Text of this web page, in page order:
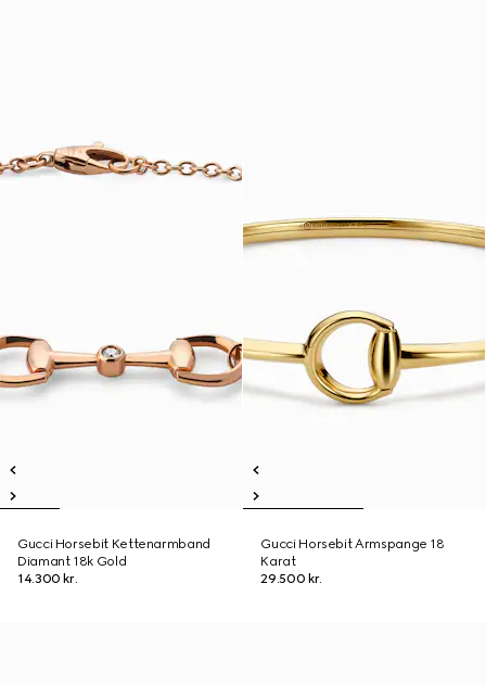
Gucci Horsebit Kettenarmband
Diamant 18k Gold
14.300 kr.
Gucci Horsebit Armspange 18
Karat
29.500 kr.